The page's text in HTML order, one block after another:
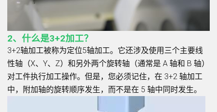
2、什么是3+2加工？
3+2轴加工被称为定位5轴加工。它还涉及使用三个主要线
性轴（X、Y、Z）和另外两个旋转轴（通常是 A 轴和 B 轴）
对工件执行加工操作。但是，您必须记住，在 3+2 轴加工
中，附加轴的旋转顺序发生，而不是在 5 轴中同时发生。